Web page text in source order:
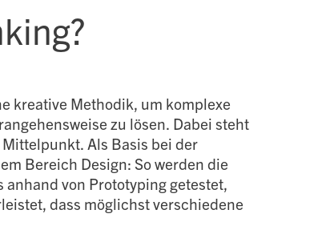
kreative Methodik, um komplexe
zu lösen. Dabei steht
Als Basis bei der
Bereich Design: So werden die
von Prototyping getestet,
dass möglichst verschiedene